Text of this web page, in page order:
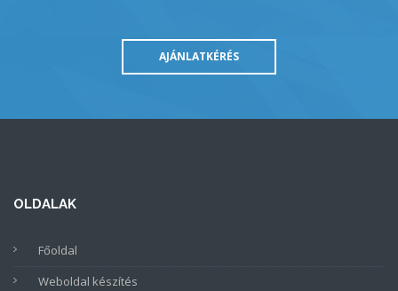
AJÁNLATKÉRÉS
OLDALAK
Főoldal
Weboldal készítés